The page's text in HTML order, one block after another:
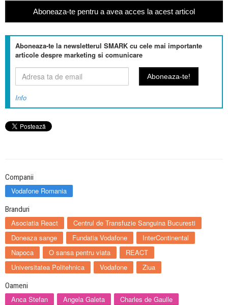
Aboneaza-te pentru a avea acces la acest articol
Aboneaza-te la newsletterul SMARK cu cele mai importante
articole despre marketing si comunicare
Info
Companii
Vodafone Romania
Branduri
Asociatia React
Centrul de Transfuzie Sanguina Bucuresti
Doneaza sange
Fundatia Vodafone
InterContinental
Napoca
O sansa pentru viata
REACT
Universitatea Politehnica
Vodafone Ziua
Oameni
Anca Stefan Angela Galeta Charles de Gaulle